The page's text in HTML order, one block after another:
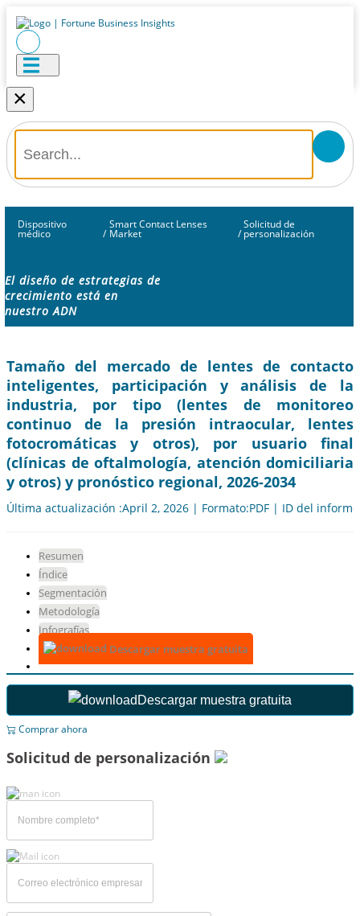
×
Dispositivo
médico /
Smart Contact Lenses
Market /
Solicitud de
personalización
El diseño de estrategias de
crecimiento está en
nuestro ADN
Tamaño del mercado de lentes de contacto
inteligentes, participación y análisis de la
industria, por tipo (lentes de monitoreo
continuo de la presión intraocular, lentes
fotocromáticas y otros), por usuario final
(clínicas de oftalmología, atención domiciliaria
y otros) y pronóstico regional, 2026-2034
Última actualización :April 2, 2026 | Formato:PDF | ID del
Resumen
Índice
Segmentación
Metodología
Infografías
Descargar muestra gratuita
Descargar muestra gratuita
Comprar ahora
Solicitud de personalización